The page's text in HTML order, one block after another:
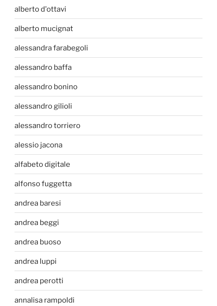
alberto d'ottavi
alberto mucignat
alessandra farabegoli
alessandro baffa
alessandro bonino
alessandro gilioli
alessandro torriero
alessio jacona
alfabeto digitale
alfonso fuggetta
andrea baresi
andrea beggi
andrea buoso
andrea luppi
andrea perotti
annalisa rampoldi